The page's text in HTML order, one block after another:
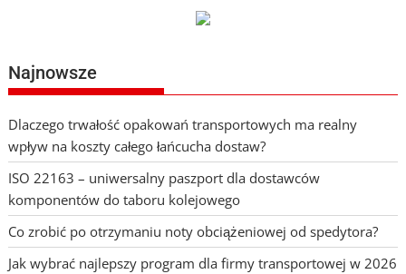
Najnowsze
Dlaczego trwałość opakowań transportowych ma realny
wpływ na koszty całego łańcucha dostaw?
ISO 22163 – uniwersalny paszport dla dostawców
komponentów do taboru kolejowego
Co zrobić po otrzymaniu noty obciążeniowej od spedytora?
Jak wybrać najlepszy program dla firmy transportowej w 2026